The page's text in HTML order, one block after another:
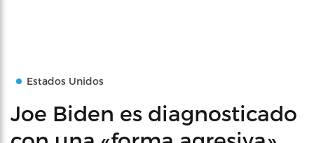
Estados Unidos
Joe Biden es diagnosticado